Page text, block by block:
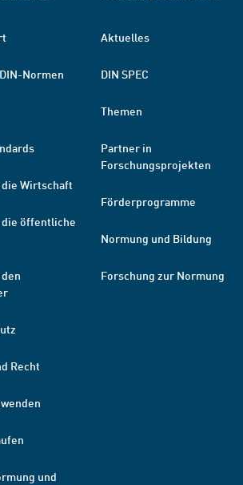
Normen
Wirtschaft
öffentliche
Recht
und
Aktuelles
DIN SPEC
Themen
Partner in
Forschungsprojekten
Förderprogramme
Normung und Bildung
Forschung zur Normung